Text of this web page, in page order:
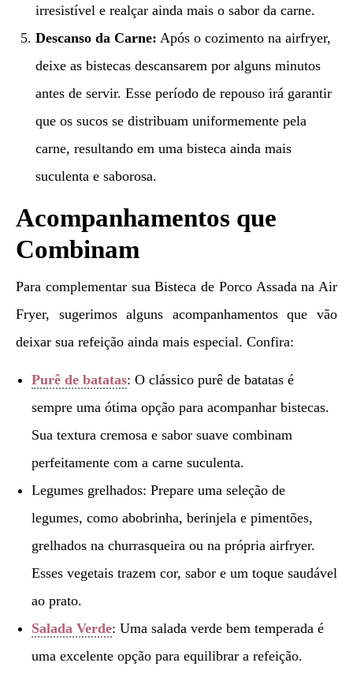
irresistível e realçar ainda mais o sabor da carne.
Descanso da Carne: Após o cozimento na airfryer,
deixe as bistecas descansarem por alguns minutos
antes de servir. Esse período de repouso irá garantir
que os sucos se distribuam uniformemente pela
carne, resultando em uma bisteca ainda mais
suculenta e saborosa.
Acompanhamentos que
Combinam
Para complementar sua Bisteca de Porco Assada na Air
Fryer, sugerimos alguns acompanhamentos que vão
deixar sua refeição ainda mais especial. Confira:
Purê de batatas: O clássico purê de batatas é
sempre uma ótima opção para acompanhar bistecas.
Sua textura cremosa e sabor suave combinam
perfeitamente com a carne suculenta.
Legumes grelhados: Prepare uma seleção de
legumes, como abobrinha, berinjela e pimentões,
grelhados na churrasqueira ou na própria airfryer.
Esses vegetais trazem cor, sabor e um toque saudável
ao prato.
Salada Verde: Uma salada verde bem temperada é
uma excelente opção para equilibrar a refeição.